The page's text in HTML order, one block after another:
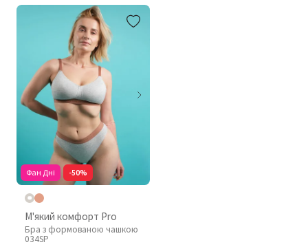
Фан Дні -50%
М'який комфорт Pro
Бра з формованою чашкою
034SP